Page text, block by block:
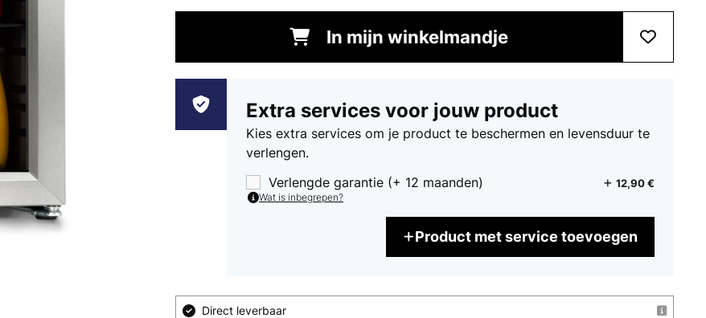
In mijn winkelmandje
Extra services voor jouw product
Kies extra services om je product te beschermen en levensduur te
verlengen.
Verlengde garantie (+ 12 maanden)
12,90 €
Wat is inbegrepen?
Product met service toevoegen
Direct leverbaar